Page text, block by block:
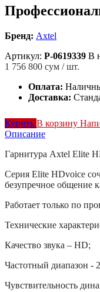
Бренд: Axtel
Артикул: P-0619339 В
1 756 800 сум / шт.
Оплата:
Доставка:
Купить В корзину
Описание
Гарнитура Axtel Elite
Серия Elite HDvoice
безупречное общение
Работает только по
Технические
Качество звука – HD;
Частотный диапазон -
Чувствительность